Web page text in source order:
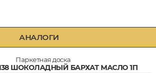
АНАЛОГИ
Паркетная доска
138 ШОКОЛАДНЫЙ БАРХАТ МАСЛО 1П